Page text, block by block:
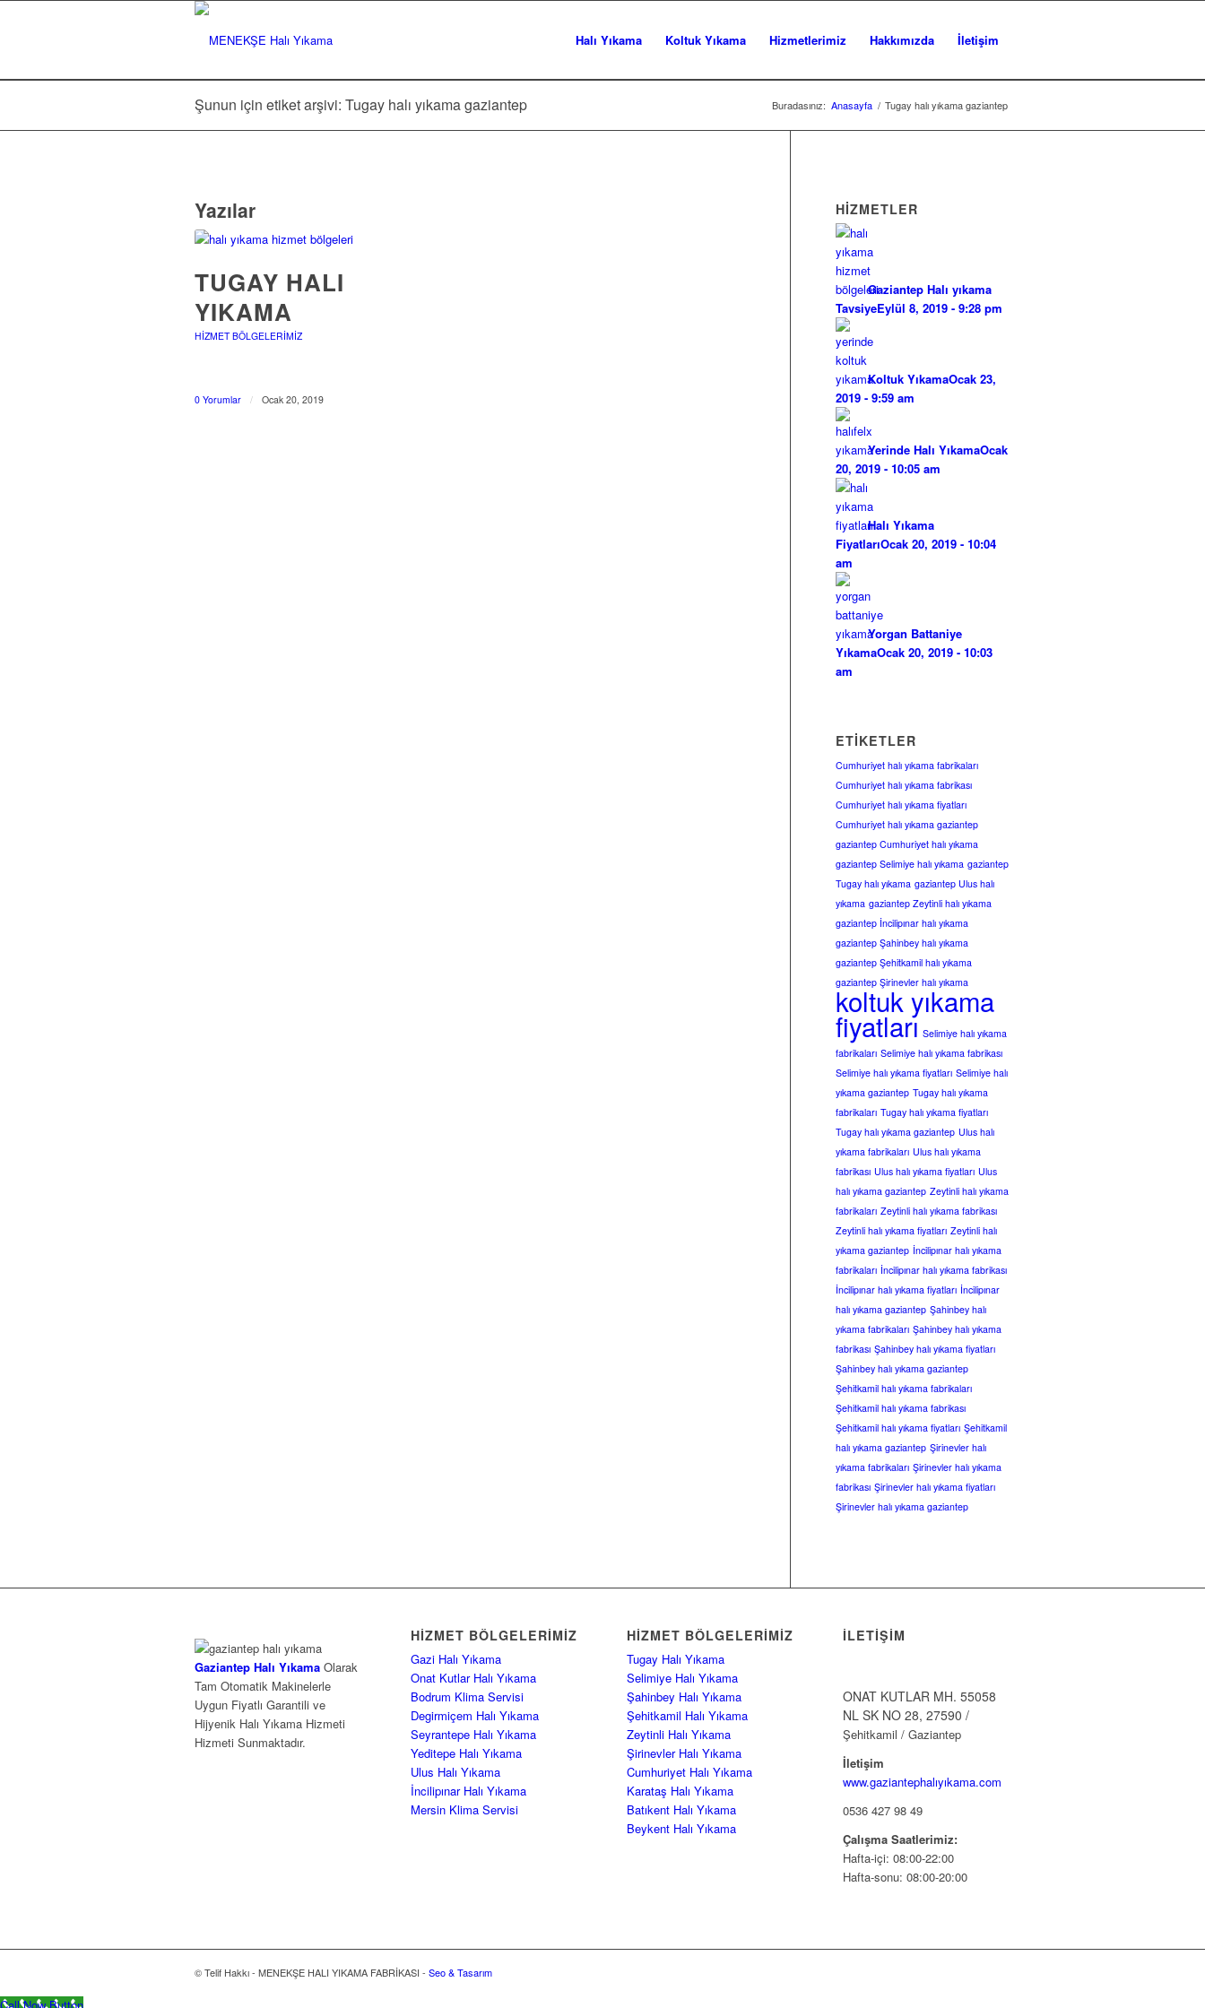
Halı Yıkama Koltuk Yıkama Hizmetlerimiz Hakkımızda İletişim
Şunun için etiket arşivi: Tugay halı yıkama gaziantep Buradasınız: Anasayfa / Tugay halı yıkama gaziantep
Yazılar
TUGAY HALI
YIKAMA
HIZMET BÖLGELERIMIZ
0 Yorumlar / Ocak 20, 2019
HİZMETLER
Gaziantep Halı yıkama
TavsiyeEylül 8, 2019 - 9:28 pm
Koltuk YıkamaOcak 23,
2019 - 9:59 am
Yerinde Halı YıkamaOcak
20, 2019 - 10:05 am
Halı Yıkama
FiyatlarıOcak 20, 2019 - 10:04
am
Yorgan Battaniye
YıkamaOcak 20, 2019 - 10:03
am
ETIKETLER
Cumhuriyet halı yıkama fabrikaları
Cumhuriyet halı yıkama fabrikası
Cumhuriyet halı yıkama fiyatları
Cumhuriyet halı yıkama gaziantep
gaziantep Cumhuriyet halı yıkama
gaziantep Selimiye halı yıkama gaziantep
Tugay halı yıkama gaziantep Ulus halı
yıkama gaziantep Zeytinli halı yıkama
gaziantep İncilipınar halı yıkama
gaziantep Şahinbey halı yıkama
gaziantep Şehitkamil halı yıkama
gaziantep Şirinevler halı yıkama
koltuk yıkama
fiyatları Selimiye halı yıkama
fabrikaları Selimiye halı yıkama fabrikası
Selimiye halı yıkama fiyatları Selimiye halı
yıkama gaziantep Tugay halı yıkama
fabrikaları Tugay halı yıkama fiyatları
Tugay halı yıkama gaziantep Ulus halı
yıkama fabrikaları Ulus halı yıkama
fabrikası Ulus halı yıkama fiyatları Ulus
halı yıkama gaziantep Zeytinli halı yıkama
fabrikaları Zeytinli halı yıkama fabrikası
Zeytinli halı yıkama fiyatları Zeytinli halı
yıkama gaziantep İncilipınar halı yıkama
fabrikaları İncilipınar halı yıkama fabrikası
İncilipınar halı yıkama fiyatları İncilipınar
halı yıkama gaziantep Şahinbey halı
yıkama fabrikaları Şahinbey halı yıkama
fabrikası Şahinbey halı yıkama fiyatları
Şahinbey halı yıkama gaziantep
Şehitkamil halı yıkama fabrikaları
Şehitkamil halı yıkama fabrikası
Şehitkamil halı yıkama fiyatları Şehitkamil
halı yıkama gaziantep Şirinevler halı
yıkama fabrikaları Şirinevler halı yıkama
fabrikası Şirinevler halı yıkama fiyatları
Şirinevler halı yıkama gaziantep
Gaziantep Halı Yıkama Olarak
Tam Otomatik Makinelerle
Uygun Fiyatlı Garantili ve
Hijyenik Halı Yıkama Hizmeti
Hizmeti Sunmaktadır.
HIZMET BÖLGELERIMIZ
Gazi Halı Yıkama
Onat Kutlar Halı Yıkama
Bodrum Klima Servisi
Degirmiçem Halı Yıkama
Seyrantepe Halı Yıkama
Yeditepe Halı Yıkama
Ulus Halı Yıkama
İncilipınar Halı Yıkama
Mersin Klima Servisi
HIZMET BÖLGELERIMIZ
Tugay Halı Yıkama
Selimiye Halı Yıkama
Şahinbey Halı Yıkama
Şehitkamil Halı Yıkama
Zeytinli Halı Yıkama
Şirinevler Halı Yıkama
Cumhuriyet Halı Yıkama
Karataş Halı Yıkama
Batıkent Halı Yıkama
Beykent Halı Yıkama
İLETIŞIM
ONAT KUTLAR MH. 55058
NL SK NO 28, 27590 /
Şehitkamil / Gaziantep
İletişim
www.gaziantephalıyıkama.com
0536 427 98 49
Çalışma Saatlerimiz:
Hafta-içi: 08:00-22:00
Hafta-sonu: 08:00-20:00
© Telif Hakkı - MENEKŞE HALI YIKAMA FABRİKASI - Seo & Tasarım